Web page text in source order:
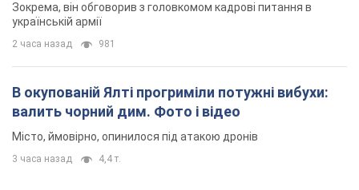
Зокрема, він обговорив з головкомом кадрові питання в
українській армії
2 часа назад 981
В окупованій Ялті прогриміли потужні вибухи:
валить чорний дим. Фото і відео
Місто, ймовірно, опинилося під атакою дронів
3 часа назад 4,4 т.